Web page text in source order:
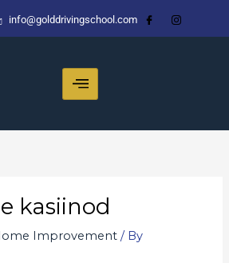
info@golddrivingschool.com
kasiinod
Improvement / By